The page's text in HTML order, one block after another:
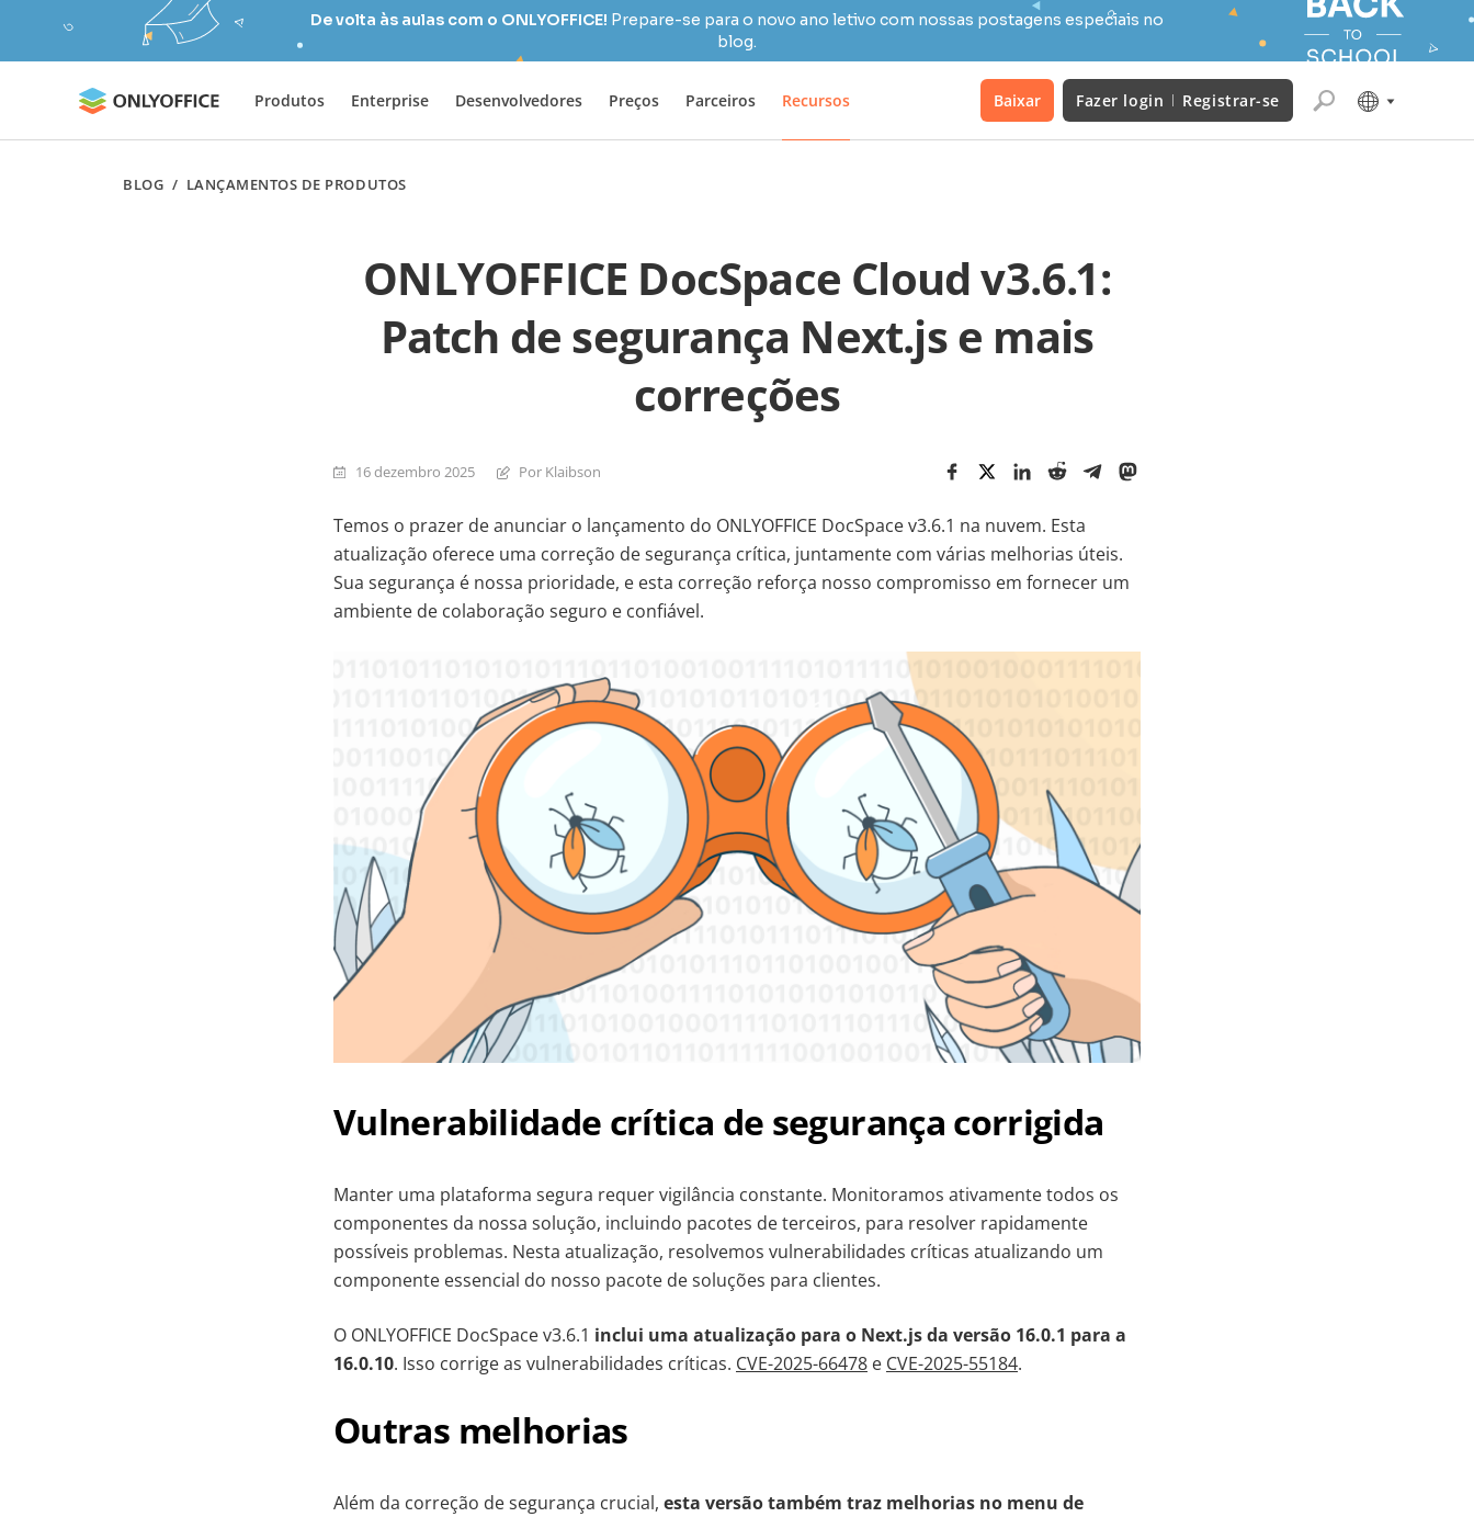
De volta às aulas com o ONLYOFFICE! Prepare-se para o novo ano letivo com nossas postagens especiais no
blog.
Produtos Enterprise Desenvolvedores Preços Parceiros Recursos Baixar Fazer login Registrar-se
BLOG / LANÇAMENTOS DE PRODUTOS
ONLYOFFICE DocSpace Cloud v3.6.1:
Patch de segurança Next.js e mais
correções
16 dezembro 2025 Por Klaibson
Temos o prazer de anunciar o lançamento do ONLYOFFICE DocSpace v3.6.1 na nuvem. Esta
atualização oferece uma correção de segurança crítica, juntamente com várias melhorias úteis.
Sua segurança é nossa prioridade, e esta correção reforça nosso compromisso em fornecer um
ambiente de colaboração seguro e confiável.
Vulnerabilidade crítica de segurança corrigida
Manter uma plataforma segura requer vigilância constante. Monitoramos ativamente todos os
componentes da nossa solução, incluindo pacotes de terceiros, para resolver rapidamente
possíveis problemas. Nesta atualização, resolvemos vulnerabilidades críticas atualizando um
componente essencial do nosso pacote de soluções para clientes.
O ONLYOFFICE DocSpace v3.6.1 inclui uma atualização para o Next.js da versão 16.0.1 para a
16.0.10. Isso corrige as vulnerabilidades críticas. CVE-2025-66478 e CVE-2025-55184.
Outras melhorias
Além da correção de segurança crucial, esta versão também traz melhorias no menu de